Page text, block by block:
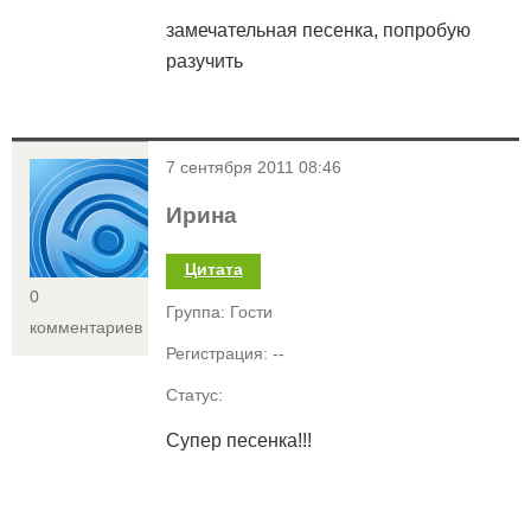
замечательная песенка, попробую
разучить
0
комментариев
7 сентября 2011 08:46
Ирина
Цитата
Группа: Гости
Регистрация: --
Статус:
Супер песенка!!!